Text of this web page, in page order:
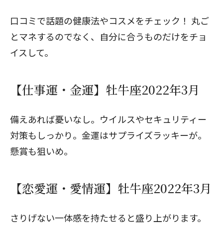
口コミで話題の健康法やコスメをチェック！ 丸ご
とマネするのでなく、自分に合うものだけをチョ
イスして。
【仕事運・金運】牡牛座2022年3月
備えあれば憂いなし。ウイルスやセキュリティー
対策もしっかり。金運はサプライズラッキーが。
懸賞も狙いめ。
【恋愛運・愛情運】牡牛座2022年3月
さりげない一体感を持たせると盛り上がります。